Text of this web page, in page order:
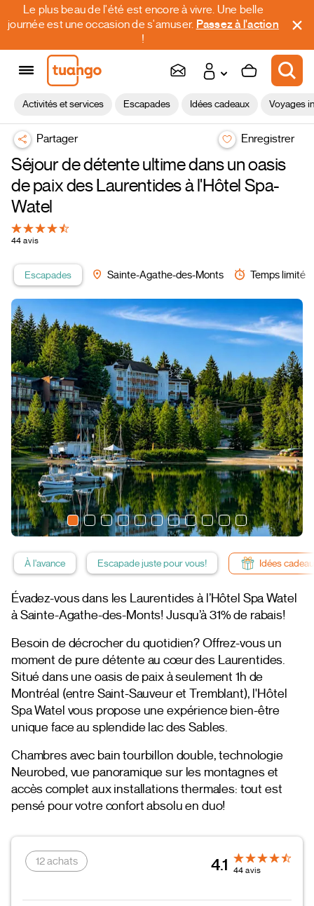
Le plus beau de l'été est encore à vivre. Une belle
journée est une occasion de s'amuser. Passez à l'action
!
Activités et services Escapades Idées cadeaux Voyages
Partager Enregistrer
Séjour de détente ultime dans un oasis
de paix des Laurentides à l'Hôtel Spa-
Watel
44 avis
Escapades Sainte-Agathe-des-Monts Temps limité
À l'avance Escapade juste pour vous! Idées
Évadez-vous dans les Laurentides à l’Hôtel Spa Watel
à Sainte-Agathe-des-Monts! Jusqu’à 31% de rabais!
Besoin de décrocher du quotidien? Offrez-vous un
moment de pure détente au cœur des Laurentides.
Situé dans une oasis de paix à seulement 1h de
Montréal (entre Saint-Sauveur et Tremblant), l'Hôtel
Spa Watel vous propose une expérience bien-être
unique face au splendide lac des Sables.
Chambres avec bain tourbillon double, technologie
Neurobed, vue panoramique sur les montagnes et
accès complet aux installations thermales: tout est
pensé pour votre confort absolu en duo!
12 achats 4.1 44 avis